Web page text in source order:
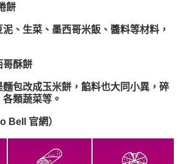
餅
、生菜、墨西哥米飯、醬料等材料，
哥酥餅
包改成玉米餅，餡料也大同小異，碎
類蔬菜等。
Bell 官網）